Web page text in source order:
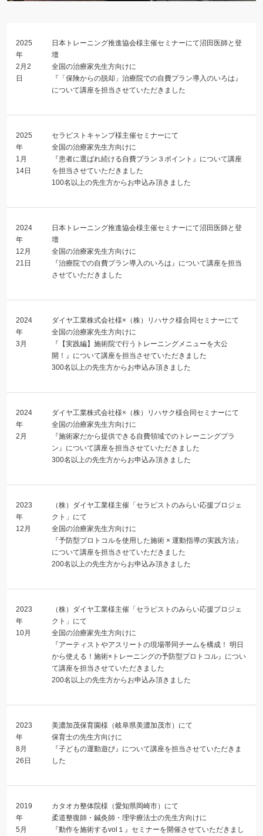
2025
年
2月2
日
日本トレーニング推進協会様主催セミナーにて沼田医師と登
壇
全国の治療家先生方向けに
『「保険からの脱却」治療院での自費プラン導入のいろは』
について講座を担当させていただきました
2025
年
1月
14日
セラピストキャンプ様主催セミナーにて
全国の治療家先生方向けに
『患者に選ばれ続ける自費プラン３ポイント』について講座
を担当させていただきました
100名以上の先生方からお申込み頂きました
2024
年
12月
21日
日本トレーニング推進協会様主催セミナーにて沼田医師と登
壇
全国の治療家先生方向けに
『治療院での自費プラン導入のいろは』について講座を担当
させていただきました
2024
年
3月
ダイヤ工業株式会社様×（株）リハサク様合同セミナーにて
全国の治療家先生方向けに
『【実践編】施術院で行うトレーニングメニューを大公
開！』について講座を担当させていただきました
300名以上の先生方からお申込み頂きました
2024
年
2月
ダイヤ工業株式会社様×（株）リハサク様合同セミナーにて
全国の治療家先生方向けに
『施術家だから提供できる自費領域でのトレーニングプラ
ン』について講座を担当させていただきました
300名以上の先生方からお申込み頂きました
2023
年
12月
（株）ダイヤ工業様主催「セラピストのみらい応援プロジェ
クト」にて
全国の治療家先生方向けに
『予防型プロトコルを使用した施術 × 運動指導の実践方法』
について講座を担当させていただきました
200名以上の先生方からお申込み頂きました
2023
年
10月
（株）ダイヤ工業様主催「セラピストのみらい応援プロジェ
クト」にて
全国の治療家先生方向けに
『アーティストやアスリートの現場帯同チームを構成！ 明日
から使える！施術×トレーニングの予防型プロトコル』につい
て講座を担当させていただきました
200名以上の先生方からお申込み頂きました
2023
年
8月
26日
美濃加茂保育園様（岐阜県美濃加茂市）にて
保育士の先生方向けに
『子どもの運動遊び』について講座を担当させていただきま
した
2019
年
5月
カタオカ整体院様（愛知県岡崎市）にて
柔道整復師・鍼灸師・理学療法士の先生方向けに
『動作を施術するvol１』セミナーを開催させていただきまし